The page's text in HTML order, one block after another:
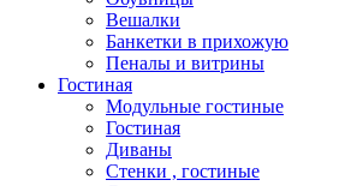
Вешалки
Банкетки в прихожую
Пеналы и витрины
Гостиная
Модульные гостиные
Гостиная
Диваны
Стенки , гостиные